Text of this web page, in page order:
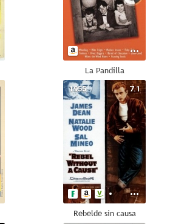
La Pandilla
7.1
1955
Rebelde sin causa